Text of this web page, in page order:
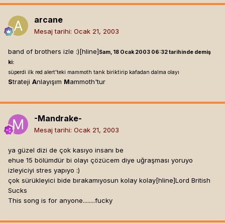
arcane
Mesaj tarihi: Ocak 21, 2003
band of brothers izle :)[hline]Sam, 18 Ocak 2003 06:32 tarihinde demiş
ki:
süperdi ilk red alert'teki mammoth tank biriktirip kafadan dalma olayı
Strateji Anlayışım Mammoth'tur
-Mandrake-
Mesaj tarihi: Ocak 21, 2003
ya güzel dizi de çok kasıyo insanı be
ehue 15 bölümdür bi olayı çözücem diye uğraşması yoruyo
izleyiciyi stres yapıyo :)
çok sürükleyici bide bırakamıyosun kolay kolay[hline]Lord British
Sucks
This song is for anyone........fucky